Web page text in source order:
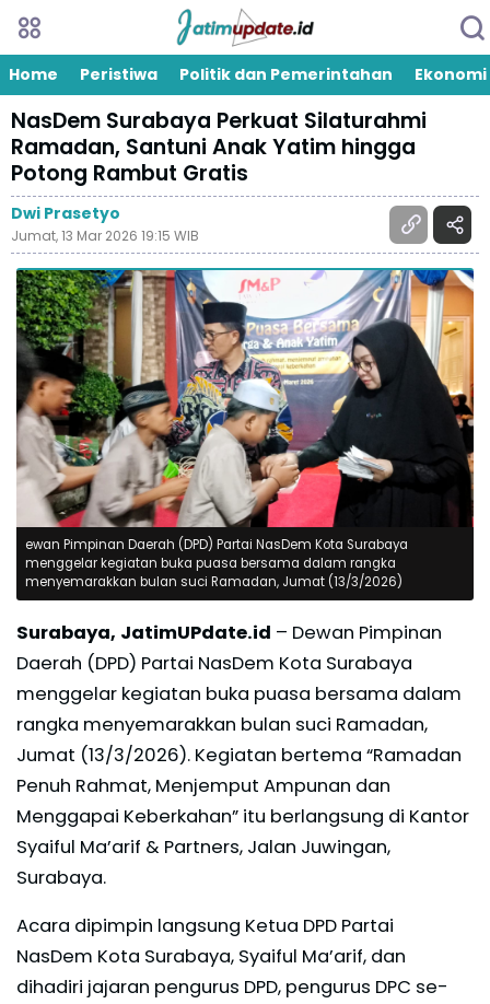
Home Peristiwa Politik dan Pemerintahan Ekonomi
NasDem Surabaya Perkuat Silaturahmi
Ramadan, Santuni Anak Yatim hingga
Potong Rambut Gratis
Dwi Prasetyo
Jumat, 13 Mar 2026 19:15 WIB
ewan Pimpinan Daerah (DPD) Partai NasDem Kota Surabaya
menggelar kegiatan buka puasa bersama dalam rangka
menyemarakkan bulan suci Ramadan, Jumat (13/3/2026)
Surabaya, JatimUPdate.id – Dewan Pimpinan
Daerah (DPD) Partai NasDem Kota Surabaya
menggelar kegiatan buka puasa bersama dalam
rangka menyemarakkan bulan suci Ramadan,
Jumat (13/3/2026). Kegiatan bertema “Ramadan
Penuh Rahmat, Menjemput Ampunan dan
Menggapai Keberkahan” itu berlangsung di Kantor
Syaiful Ma’arif & Partners, Jalan Juwingan,
Surabaya.
Acara dipimpin langsung Ketua DPD Partai
NasDem Kota Surabaya, Syaiful Ma’arif, dan
dihadiri jajaran pengurus DPD, pengurus DPC se-